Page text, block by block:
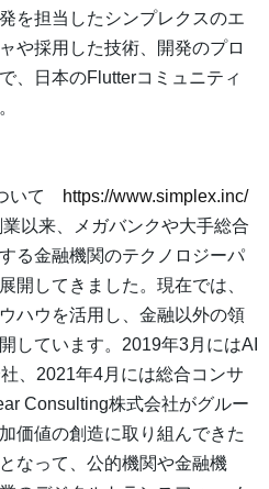
を担当したシンプレクスのエ
や採用した技術、開発のプロ
、日本のFlutterコミュニティ
いて
https://www.simplex.inc/
以来、メガバンクや大手総合
る金融機関のテクノロジーパ
開してきました。現在では、
ハウを活用し、金融以外の領
しています。2019年3月にはAI
、2021年4月には総合コンサ
Consulting株式会社がグルー
価値の創造に取り組んできた
なって、公的機関や金融機